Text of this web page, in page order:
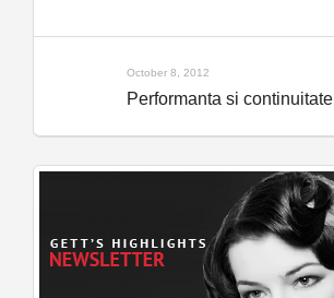
October 8, 2012
Performanta si continuitate